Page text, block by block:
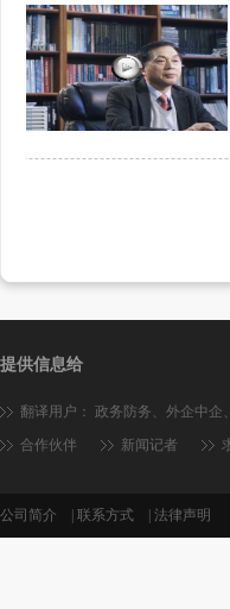
提供信息给
翻译用户： 政务防务 、 外企中企 、
合作伙伴
新闻记者
公司简介 联系方式 法律声明